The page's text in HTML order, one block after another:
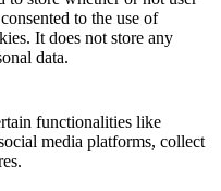
to the use of
It does not store any
data.
functionalities like
media platforms, collect